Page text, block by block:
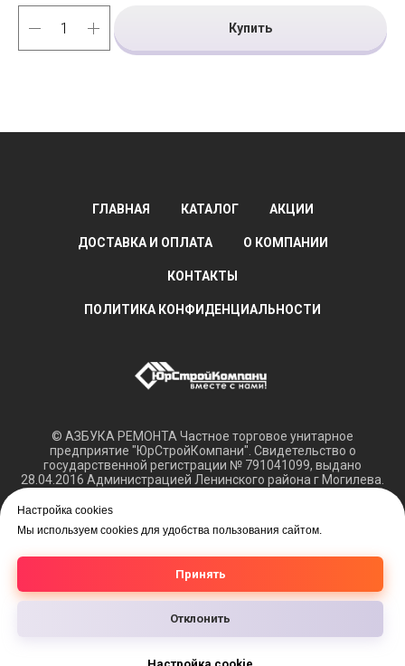
Настройка cookies
Мы используем cookies для удобства пользования сайтом.
Принять
Отклонить
Купить
ГЛАВНАЯ КАТАЛОГ АКЦИИ
ДОСТАВКА И ОПЛАТА О КОМПАНИИ
КОНТАКТЫ
ПОЛИТИКА КОНФИДЕНЦИАЛЬНОСТИ
© АЗБУКА РЕМОНТА Частное торговое унитарное
предприятие "ЮрСтройКомпани". Свидетельство о
государственной регистрации № 791041099, выдано
28.04.2016 Администрацией Ленинского района г Могилева.
Обращаем ваше внимание, что вся представленная
информация касающаяся технических характеристик,
офертой.